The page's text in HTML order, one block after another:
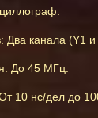
Два канала (Y1 и
До 45 МГц.
10 нс/дел до